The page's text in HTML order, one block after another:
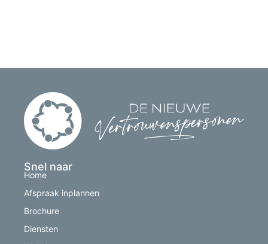
Snel naar
Home
Afspraak inplannen
Brochure
Diensten